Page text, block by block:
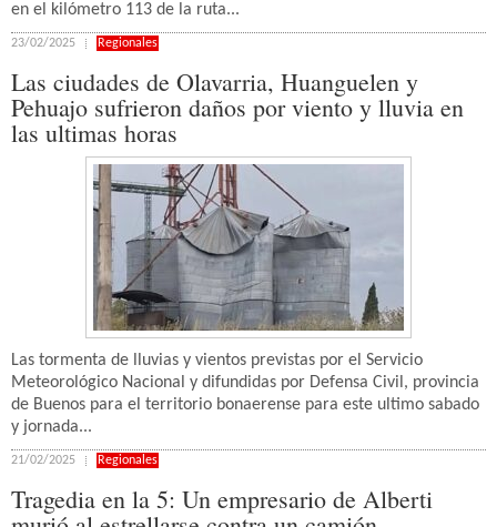
en el kilómetro 113 de la ruta...
23/02/2025 Regionales
Las ciudades de Olavarria, Huanguelen y
Pehuajo sufrieron daños por viento y lluvia en
las ultimas horas
Las tormenta de lluvias y vientos previstas por el Servicio
Meteorológico Nacional y difundidas por Defensa Civil, provincia
de Buenos para el territorio bonaerense para este ultimo sabado
y jornada...
21/02/2025 Regionales
Tragedia en la 5: Un empresario de Alberti